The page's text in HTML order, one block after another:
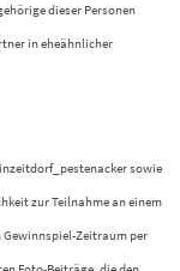
dieser Personen
in eheähnlicher
sowie
zur Teilnahme an einem
Zeitraum per